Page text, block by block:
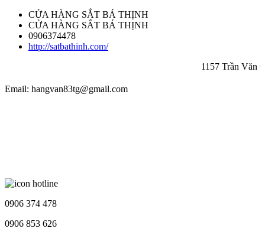
CỬA HÀNG SẮT BÁ THỊNH
CỬA HÀNG SẮT BÁ THỊNH
0906374478
http://satbathinh.com/
1157 Trần Văn
Email: hangvan83tg@gmail.com
0906 374 478
0906 853 626